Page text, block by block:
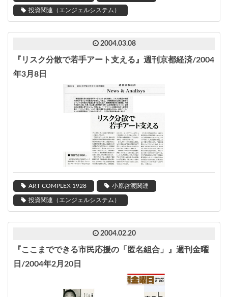
投資関連（エンジェルシステム）
2004.03.08
『リスク分散で若手アート支える』週刊京都経済/2004
年3月8日
ART COMPLEX 1928 小原啓渡関連
投資関連（エンジェルシステム）
2004.02.20
『ここまでできる市民応援の「匿名組合」』週刊金曜
日/2004年2月20日